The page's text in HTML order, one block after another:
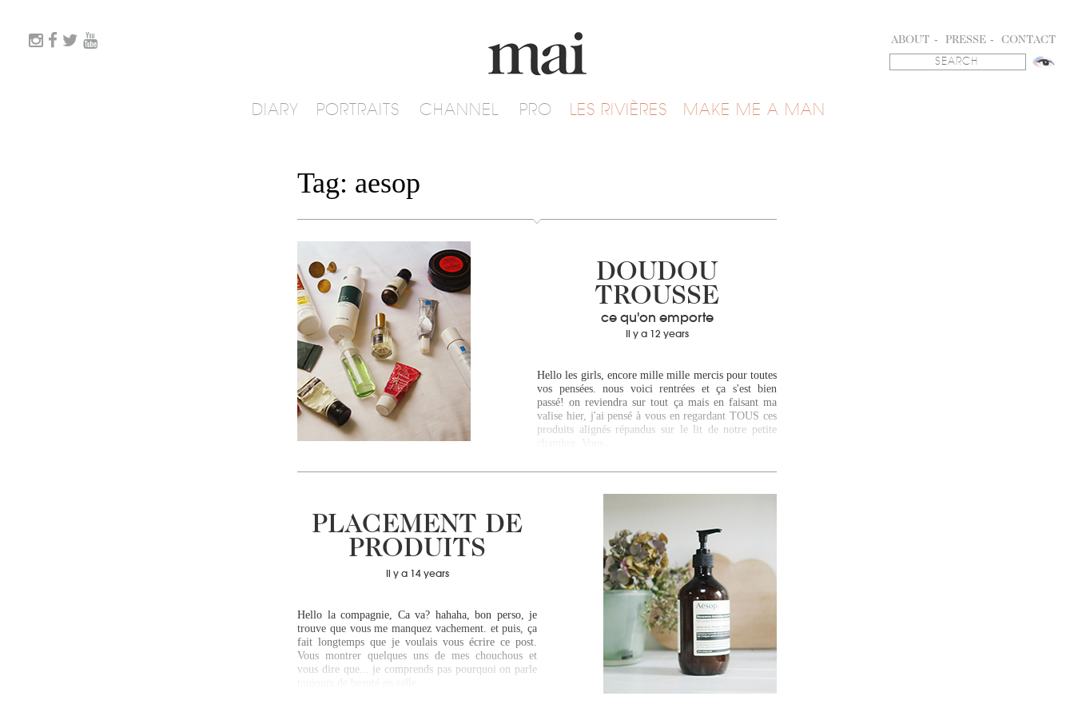
DIARY PORTRAITS CHANNEL PRO LES RIVIÈRES MAKE ME A MAN
ABOUT PRESSE CONTACT
Tag: aesop
DOUDOU
TROUSSE
ce qu'on emporte
Il y a 12 years
Hello les girls, encore mille mille mercis pour toutes
vos pensées. nous voici rentrées et ça s'est bien
passé! on reviendra sur tout ça mais en faisant ma
valise hier, j'ai pensé à vous en regardant TOUS ces
produits alignés répandus sur le lit de notre petite
PLACEMENT DE
PRODUITS
Il y a 14 years
Hello la compagnie, Ca va? hahaha, bon perso, je
trouve que vous me manquez vachement. et puis, ça
fait longtemps que je voulais vous écrire ce post.
Vous montrer quelques uns de mes chouchous et
vous dire que... je comprends pas pourquoi on parle